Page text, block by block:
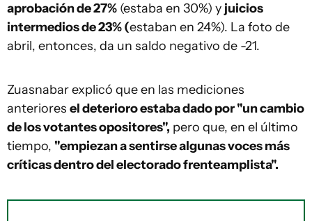
aprobación de 27% (estaba en 30%) y juicios
intermedios de 23% (estaban en 24%). La foto de
abril, entonces, da un saldo negativo de -21.
Zuasnabar explicó que en las mediciones
anteriores el deterioro estaba dado por "un cambio
de los votantes opositores", pero que, en el último
tiempo, "empiezan a sentirse algunas voces más
críticas dentro del electorado frenteamplista".